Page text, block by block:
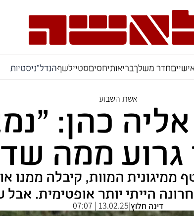
חדר משלךבריאותיחסיםסטיילשףהנדל"ניסטיות
אשת השבוע
כהן:
ממה
אמו של אליה (27) שנחטף ממיגונית המוות,
הייתי יותר אופטימית.
דינה חלוץ|
13.02.25 | 07:07